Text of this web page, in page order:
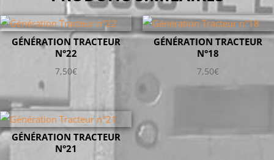
GÉNÉRATION TRACTEUR
N°22
7,50€
GÉNÉRATION TRACTEUR
N°18
7,50€
GÉNÉRATION TRACTEUR
N°21